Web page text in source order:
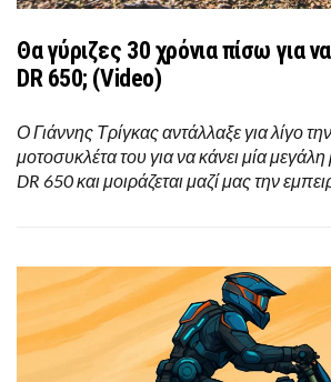
Θα γύριζες 30 χρόνια πίσω για
DR 650; (Video)
Ο Γιάννης Τρίγκας αντάλλαξε για λίγο
μοτοσυκλέτα του για να κάνει μία
DR 650 και μοιράζεται μαζί μας την